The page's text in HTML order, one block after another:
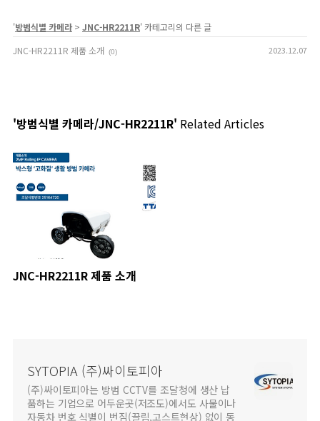
'방범식별 카메라> JNC-HR2211R' 카테고리의 다른 글
JNC-HR2211R 제품 소개 (0) 2023.12.07
'방범식별 카메라/JNC-HR2211R' Related Articles
JNC-HR2211R 제품 소개
SYTOPIA (주)싸이토피아
(주)싸이토피아는 방범 CCTV를 조달청에 생산 납
품하는 기업으로 어두운곳(저조도)에서도 사물이나
자동차 번호 식별이 번짐(끌림,고스트현상) 없이 동